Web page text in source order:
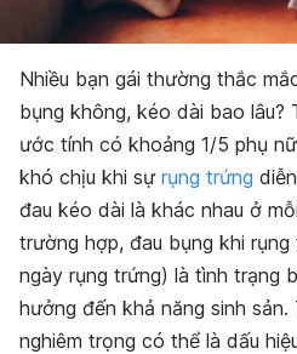
Nhiều bạn gái thường thắc
bụng không, kéo dài bao lâu?
ước tính có khoảng 1/5 phụ
khó chịu khi sự rụng trứng
đau kéo dài là khác nhau ở
trường hợp, đau bụng khi
ngày rụng trứng) là tình trạng
hưởng đến khả năng sinh sản.
nghiêm trọng có thể là dấu